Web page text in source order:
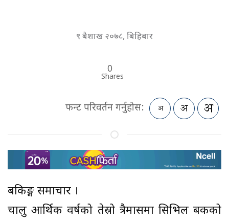
९ बैशाख २०७८, बिहिबार
0
Shares
फन्ट परिवर्तन गर्नुहोस:
बैंकिङ्ग समाचार ।
चालु आर्थिक वर्षको तेस्रो त्रैमासमा सिभिल बैंकको